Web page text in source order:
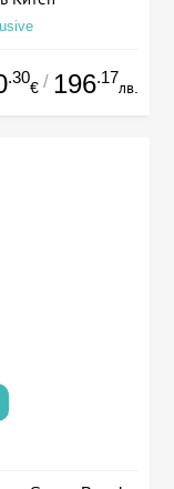
.30
€ / 196.17
лв.